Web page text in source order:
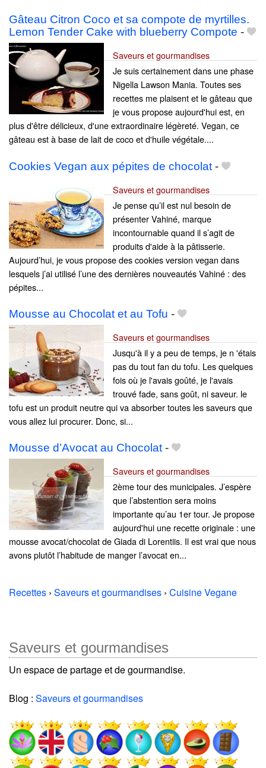
Gâteau Citron Coco et sa compote de myrtilles.
Lemon Tender Cake with blueberry Compote -
Saveurs et gourmandises
Je suis certainement dans une phase
Nigella Lawson Mania. Toutes ses
recettes me plaisent et le gâteau que
je vous propose aujourd'hui est, en
plus d'être délicieux, d'une extraordinaire légèreté. Vegan, ce
gâteau est à base de lait de coco et d'huile végétale....
Cookies Vegan aux pépites de chocolat -
Saveurs et gourmandises
Je pense qu’il est nul besoin de
présenter Vahiné, marque
incontournable quand il s’agit de
produits d'aide à la pâtisserie.
Aujourd’hui, je vous propose des cookies version vegan dans
lesquels j’ai utilisé l’une des dernières nouveautés Vahiné : des
pépites...
Mousse au Chocolat et au Tofu -
Saveurs et gourmandises
Jusqu'à il y a peu de temps, je n 'étais
pas du tout fan du tofu. Les quelques
fois où je l'avais goûté, je l'avais
trouvé fade, sans goût, ni saveur. le
tofu est un produit neutre qui va absorber toutes les saveurs que
vous allez lui procurer. Donc, si...
Mousse d’Avocat au Chocolat -
Saveurs et gourmandises
2ème tour des municipales. J’espère
que l’abstention sera moins
importante qu’au 1er tour. Je propose
aujourd'hui une recette originale : une
mousse avocat/chocolat de Giada di Lorentiis. Il est vrai que nous
avons plutôt l’habitude de manger l’avocat en...
Recettes › Saveurs et gourmandises › Cuisine Vegane
Saveurs et gourmandises
Un espace de partage et de gourmandise.
Blog : Saveurs et gourmandises